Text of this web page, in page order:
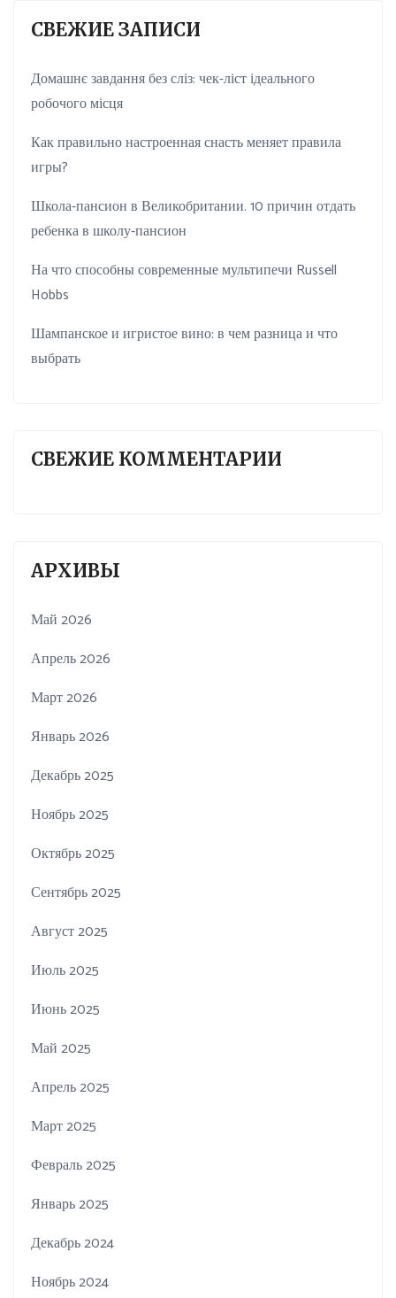
СВЕЖИЕ ЗАПИСИ
Домашнє завдання без сліз: чек-ліст ідеального
робочого місця
Как правильно настроенная снасть меняет правила
игры?
Школа-пансион в Великобритании. 10 причин отдать
ребенка в школу-пансион
На что способны современные мультипечи Russell
Hobbs
Шампанское и игристое вино: в чем разница и что
выбрать
СВЕЖИЕ КОММЕНТАРИИ
АРХИВЫ
Май 2026
Апрель 2026
Март 2026
Январь 2026
Декабрь 2025
Ноябрь 2025
Октябрь 2025
Сентябрь 2025
Август 2025
Июль 2025
Июнь 2025
Май 2025
Апрель 2025
Март 2025
Февраль 2025
Январь 2025
Декабрь 2024
Ноябрь 2024